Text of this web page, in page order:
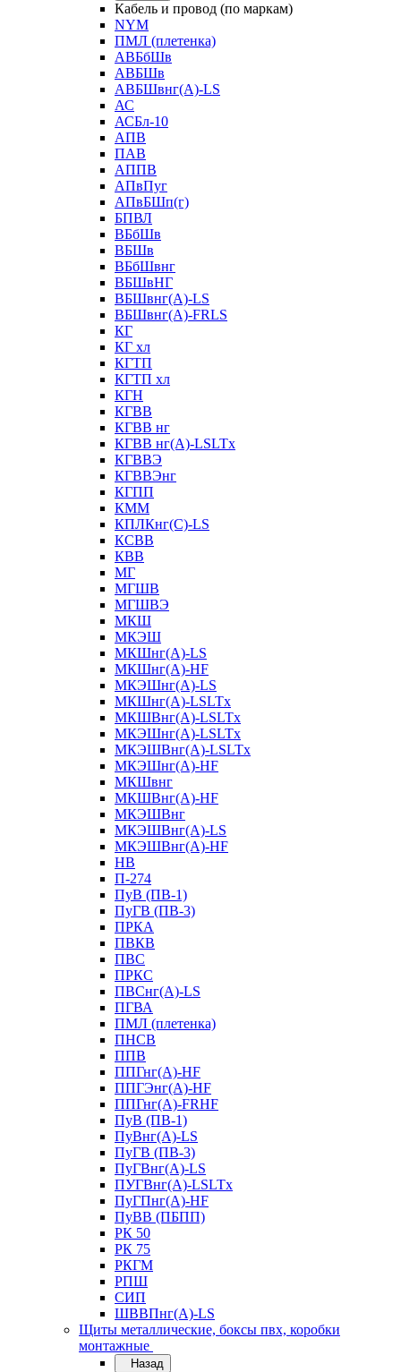
Кабель и провод (по маркам)
NYM
ПМЛ (плетенка)
АВБбШв
АВБШв
АВБШвнг(А)-LS
АС
АСБл-10
АПВ
ПАВ
АППВ
АПвПуг
АПвБШп(г)
БПВЛ
ВБбШв
ВБШв
ВБбШвнг
ВБШвНГ
ВБШвнг(А)-LS
ВБШвнг(А)-FRLS
КГ
КГ хл
КГТП
КГТП хл
КГН
КГВВ
КГВВ нг
КГВВ нг(А)-LSLTx
КГВВЭ
КГВВЭнг
КГПП
КММ
КПЛКнг(C)-LS
КСВВ
КВВ
МГ
МГШВ
МГШВЭ
МКШ
МКЭШ
МКШнг(А)-LS
МКШнг(А)-HF
МКЭШнг(А)-LS
МКШнг(А)-LSLTx
МКШВнг(A)-LSLTx
МКЭШнг(А)-LSLTx
МКЭШВнг(A)-LSLTx
МКЭШнг(А)-HF
МКШвнг
МКШВнг(А)-HF
МКЭШВнг
МКЭШВнг(А)-LS
МКЭШВнг(А)-HF
НВ
П-274
ПуВ (ПВ-1)
ПуГВ (ПВ-3)
ПРКА
ПВКВ
ПВС
ПРКС
ПВСнг(А)-LS
ПГВА
ПМЛ (плетенка)
ПНСВ
ППВ
ППГнг(А)-HF
ППГЭнг(А)-HF
ППГнг(А)-FRHF
ПуВ (ПВ-1)
ПуВнг(А)-LS
ПуГВ (ПВ-3)
ПуГВнг(А)-LS
ПУГВнг(А)-LSLTx
ПуГПнг(А)-HF
ПуВВ (ПБПП)
РК 50
РК 75
РКГМ
РПШ
СИП
ШВВПнг(А)-LS
Щиты металлические, боксы пвх, коробки
монтажные
Назад